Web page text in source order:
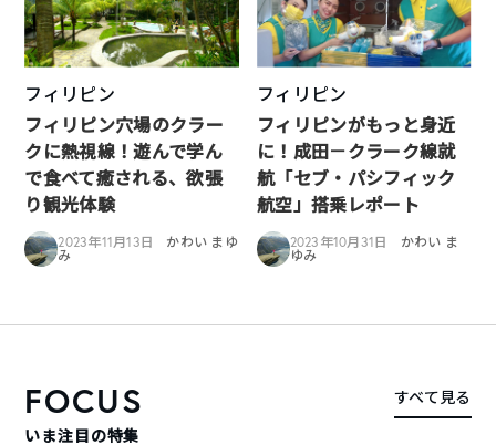
フィリピン
フィリピン穴場のクラー
クに熱視線！遊んで学ん
で食べて癒される、欲張
り観光体験
2023年11月13日
かわい まゆ
み
フィリピン
フィリピンがもっと身近
に！成田－クラーク線就
航「セブ・パシフィック
航空」搭乗レポート
2023年10月31日
かわい ま
ゆみ
FOCUS
いま注目の特集
すべて見る